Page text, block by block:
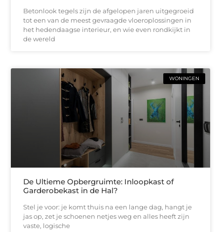
Betonlook tegels zijn de afgelopen jaren uitgegroeid
tot een van de meest gevraagde vloeroplossingen in
het hedendaagse interieur, en wie even rondkijkt in
de wereld
WONINGEN
De Ultieme Opbergruimte: Inloopkast of
Garderobekast in de Hal?
Stel je voor: je komt thuis na een lange dag, hangt je
jas op, zet je schoenen netjes weg en alles heeft zijn
vaste, logische